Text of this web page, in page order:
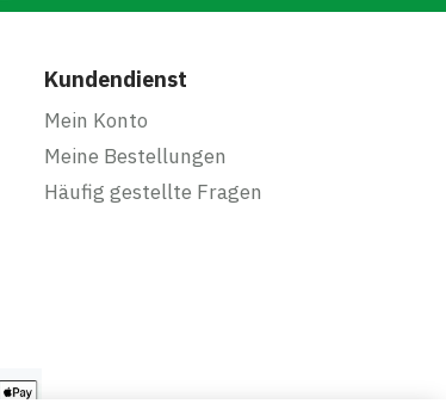
Kundendienst
Mein Konto
Meine Bestellungen
Häufig gestellte Fragen